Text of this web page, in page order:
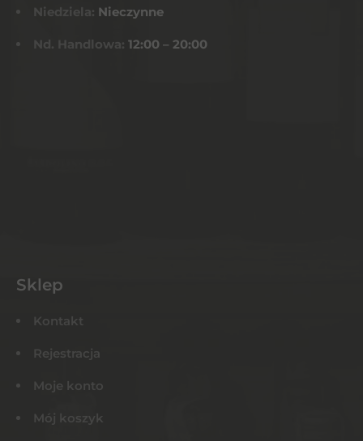
Niedziela: Nieczynne
Nd. Handlowa: 12:00 – 20:00
Sklep
Kontakt
Rejestracja
Moje konto
Mój koszyk